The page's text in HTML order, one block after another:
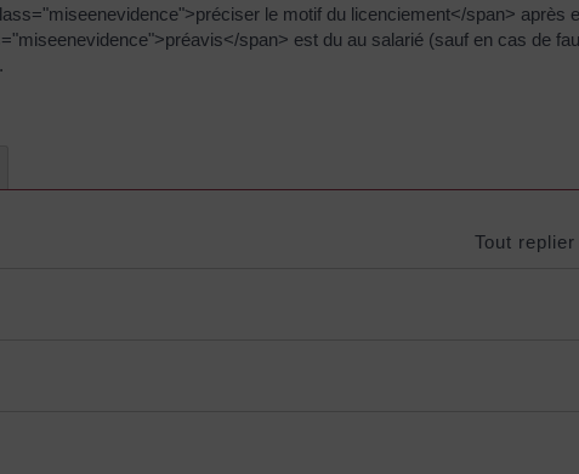
le motif du licenciement</span> après
span> est du au salarié (sauf en cas de
Tout replier